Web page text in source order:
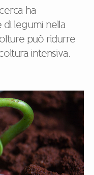
ha
di legumi nella
può ridurre
intensiva.